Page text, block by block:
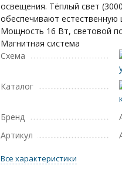
освещения. Тёплый свет
обеспечивают естественную
Мощность 16 Вт, световой
Магнитная система
Схема
Каталог
Бренд
Артикул
Все характеристики